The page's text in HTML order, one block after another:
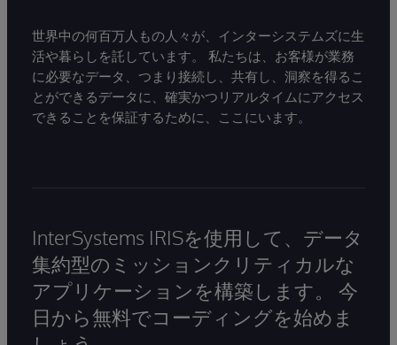
世界中の何百万人もの人々が、インターシステムズに生
活や暮らしを託しています。 私たちは、お客様が業務
に必要なデータ、つまり接続し、共有し、洞察を得るこ
とができるデータに、確実かつリアルタイムにアクセス
できることを保証するために、ここにいます。
InterSystems IRISを使用して、データ
集約型のミッションクリティカルな
アプリケーションを構築します。 今
日から無料でコーディングを始めま